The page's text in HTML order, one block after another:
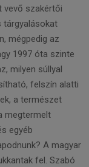
vevő szakértői
tárgyalásokat
mégpedig az
1997 óta szinte
milyen súllyal
felszín alatti
a természet
megtermelt
egyéb
A magyar
fel. Szabó